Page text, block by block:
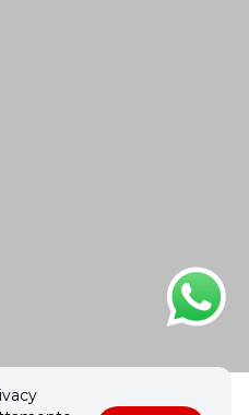
Tutti i diritti riservati.